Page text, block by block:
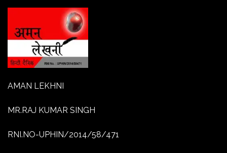
AMAN LEKHNI
MR.RAJ KUMAR SINGH
RNI.NO-UPHIN/2014/58/471